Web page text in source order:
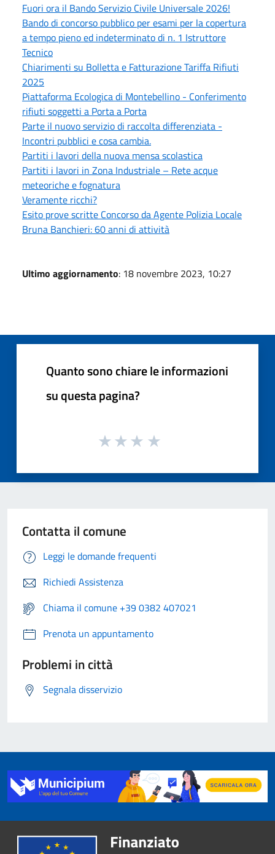
Fuori ora il Bando Servizio Civile Universale 2026!
Bando di concorso pubblico per esami per la copertura
a tempo pieno ed indeterminato di n. 1 Istruttore
Tecnico
Chiarimenti su Bolletta e Fatturazione Tariffa Rifiuti
2025
Piattaforma Ecologica di Montebellino - Conferimento
rifiuti soggetti a Porta a Porta
Parte il nuovo servizio di raccolta differenziata -
Incontri pubblici e cosa cambia.
Partiti i lavori della nuova mensa scolastica
Partiti i lavori in Zona Industriale – Rete acque
meteoriche e fognatura
Veramente ricchi?
Esito prove scritte Concorso da Agente Polizia Locale
Bruna Banchieri: 60 anni di attività
Ultimo aggiornamento: 18 novembre 2023, 10:27
Quanto sono chiare le informazioni
su questa pagina?
Contatta il comune
Leggi le domande frequenti
Richiedi Assistenza
Chiama il comune +39 0382 407021
Prenota un appuntamento
Problemi in città
Segnala disservizio